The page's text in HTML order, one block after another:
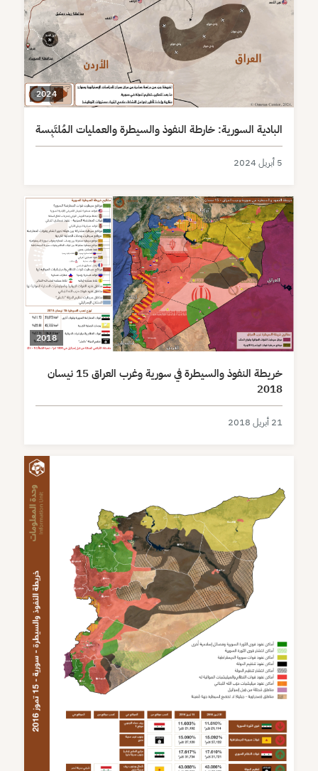
2024
البادية السورية: خارطة النفوذ والسيطرة والعمليات المُلتَبِسة
5 أبريل 2024
2018
خريطة النفوذ والسيطرة في سورية وغرب العراق 15 نيسان
2018
21 أبريل 2018